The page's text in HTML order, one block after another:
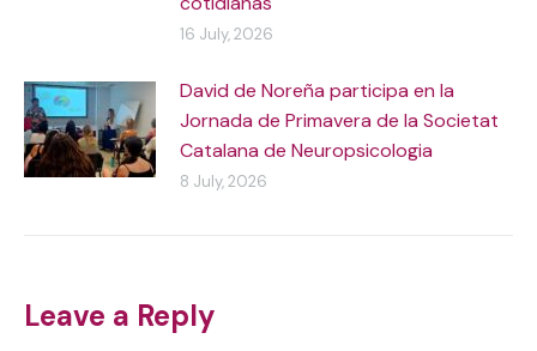
16 July, 2026
David de Noreña participa en la
Jornada de Primavera de la Societat
Catalana de Neuropsicologia
8 July, 2026
Leave a Reply